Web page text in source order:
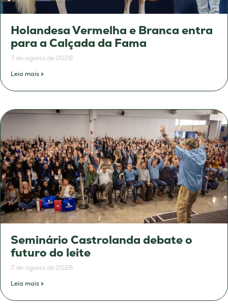
Holandesa Vermelha e Branca entra
para a Calçada da Fama
7 de agosto de 2026
Leia mais »
Seminário Castrolanda debate o
futuro do leite
7 de agosto de 2026
Leia mais »